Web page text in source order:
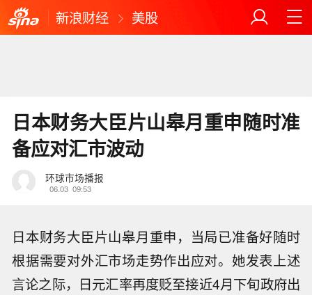
新浪财经 美股
日本财务大臣片山皋月重申随时准
备应对汇市波动
环球市场播报
06.03 09:53
日本财务大臣片山皋月重申，当局已准备好随时
根据需要对外汇市场走势作出应对。她发表上述
言论之际，日元汇率再度贬至接近4月下旬政府出